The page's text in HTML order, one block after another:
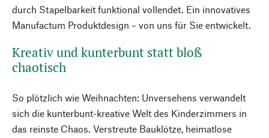
durch Stapelbarkeit funktional vollendet. Ein innovatives
Manufactum Produktdesign – von uns für Sie entwickelt.
Kreativ und kunterbunt statt bloß
chaotisch
So plötzlich wie Weihnachten: Unversehens verwandelt
sich die kunterbunt-kreative Welt des Kinderzimmers in
das reinste Chaos. Verstreute Bauklötze, heimatlose